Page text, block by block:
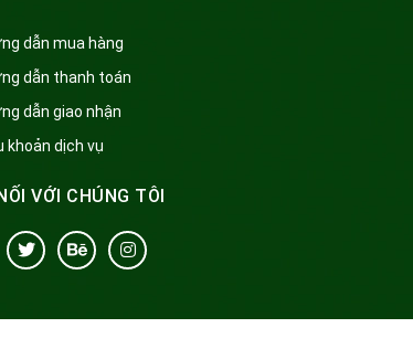
dẫn mua hàng
dẫn thanh toán
dẫn giao nhận
khoản dịch vụ
VỚI CHÚNG TÔI